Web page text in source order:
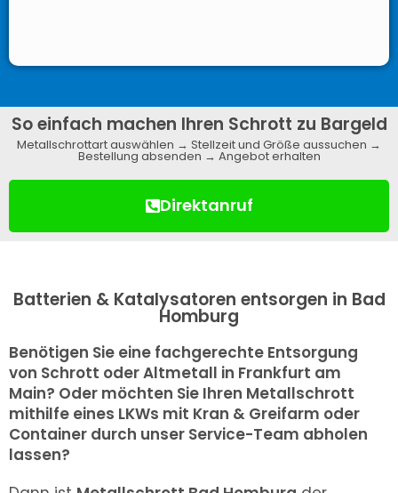
So einfach machen Ihren Schrott zu Bargeld
Metallschrottart auswählen → Stellzeit und Größe aussuchen →
Bestellung absenden → Angebot erhalten
Direktanruf
Batterien & Katalysatoren entsorgen in Bad
Homburg
Benötigen Sie eine fachgerechte Entsorgung
von Schrott oder Altmetall in Frankfurt am
Main? Oder möchten Sie Ihren Metallschrott
mithilfe eines LKWs mit Kran & Greifarm oder
Container durch unser Service-Team abholen
lassen?